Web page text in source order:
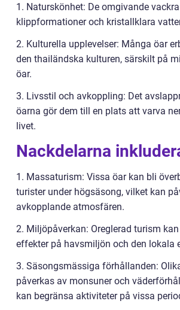
1. Naturskönhet: De omgivande
klippformationer och kristallklara
2. Kulturella upplevelser: Många öar
den thailändska kulturen, särskilt på
öar.
3. Livsstil och avkoppling: Det
öarna gör dem till en plats att varva
livet.
Nackdelarna
1. Massaturism: Vissa öar kan bli
turister under högsäsong, vilket kan
avkopplande atmosfären.
2. Miljöpåverkan: Oreglerad turism
effekter på havsmiljön och den lokala
3. Säsongsmässiga förhållanden:
påverkas av monsuner och
kan begränsa aktiviteter på vissa